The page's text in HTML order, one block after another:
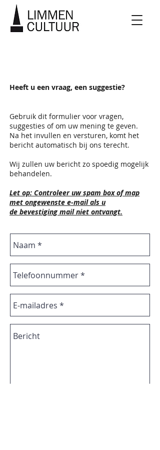
Heeft u een vraag, een suggestie?
Gebruik dit formulier voor vragen,
suggesties of om uw mening te geven.
Na het invullen en versturen, komt het
bericht automatisch bij ons terecht.
Wij zullen uw bericht zo spoedig mogelijk
behandelen.
Let op: Controleer uw spam box of map
met ongewenste e-mail als u
de bevestiging mail niet ontvangt.